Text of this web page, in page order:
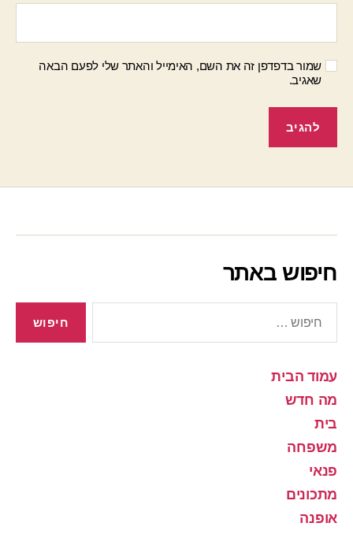
שמור בדפדפן זה את השם, האימייל והאתר שלי לפעם הבאה
שאגיב.
חיפוש באתר
עמוד הבית
מה חדש
בית
משפחה
פנאי
מתכונים
אופנה